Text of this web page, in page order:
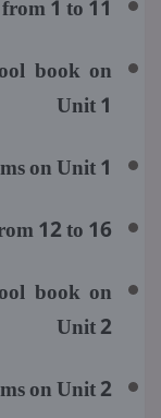
1 to 11
book on
Unit 1
on Unit 1
12 to 16
book on
Unit 2
on Unit 2